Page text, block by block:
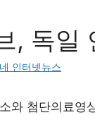
, 독일
인터넷뉴스
와 첨단의료